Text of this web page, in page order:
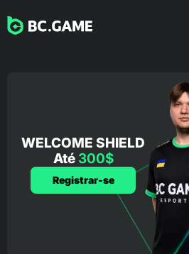
WELCOME SHIELD
Até 300$
Registrar-se